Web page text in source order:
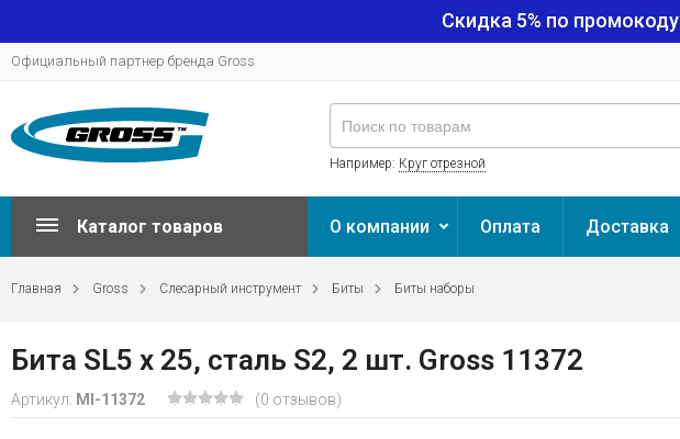
Скидка 5% по промокоду
Официальный партнер бренда Gross
Например: Круг отрезной
Каталог товаров О компании Оплата Доставка
Главная Gross Слесарный инструмент Биты Биты наборы
Бита SL5 х 25, сталь S2, 2 шт. Gross 11372
Артикул: MI-11372 (0 отзывов)